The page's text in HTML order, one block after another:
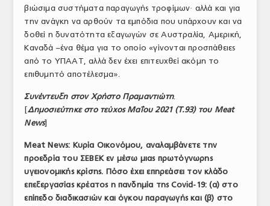
ΣΥΝΕΔΡΙΟ ΚΡΕΑΤΟΣ
βιώσιμα συστήματα παραγωγής τροφίμων· αλλά και για
την ανάγκη να αρθούν τα εμπόδια που υπάρχουν και να
δοθεί η δυνατότητα εξαγωγών σε Αυστραλία, Αμερική,
Καναδά –ένα θέμα για το οποίο «γίνονται προσπάθειες
από το ΥΠΑΑΤ, αλλά δεν έχει επιτευχθεί ακόμη το
επιθυμητό αποτέλεσμα».
Συνέντευξη στον Χρήστο Πραμαντιώτη.
[Δημοσιεύτηκε στο τεύχος Μαΐου 2021 (Τ.93) του Meat
News]
Meat News: Κυρία Οικονόμου, αναλαμβάνετε την
προεδρία του ΣΕΒΕΚ εν μέσω μιας πρωτόγνωρης
υγειονομικής κρίσης. Πόσο έχει επηρεάσει τον κλάδο
επεξεργασίας κρέατος η πανδημία τηςCovid -19: (α) στο
επίπεδο διαδικασιών και όγκου παραγωγής και (β) στο